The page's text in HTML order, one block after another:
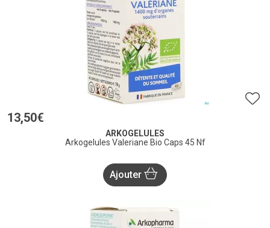
13,50€
ARKOGELULES
Arkogelules Valeriane Bio Caps 45 Nf
Ajouter